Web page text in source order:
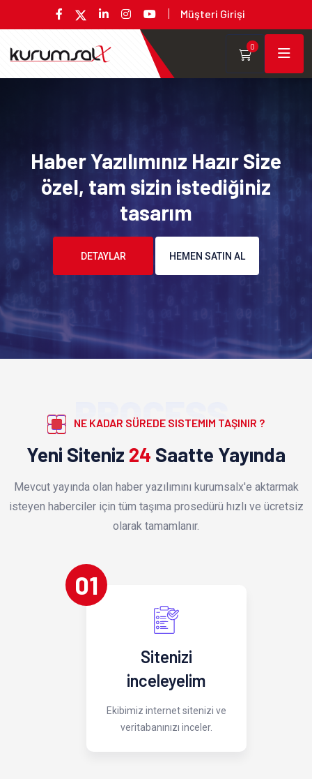
Müşteri Girişi
0
Haber Yazılımınız Hazır Size
özel, tam sizin istediğiniz
tasarım
DETAYLAR HEMEN SATIN AL
PROCESS
NE KADAR SÜREDE SISTEMIM TAŞINIR ?
Yeni Siteniz 24 Saatte Yayında
Mevcut yayında olan haber yazılımını kurumsalx'e aktarmak
isteyen haberciler için tüm taşıma prosedürü hızlı ve ücretsiz
olarak tamamlanır.
01
Sitenizi
inceleyelim
Ekibimiz internet sitenizi ve
veritabanınızı inceler.